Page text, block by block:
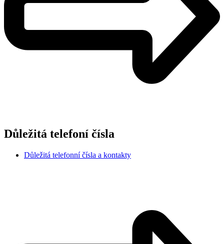
Důležitá telefoní čísla
Důležitá telefonní čísla a kontakty